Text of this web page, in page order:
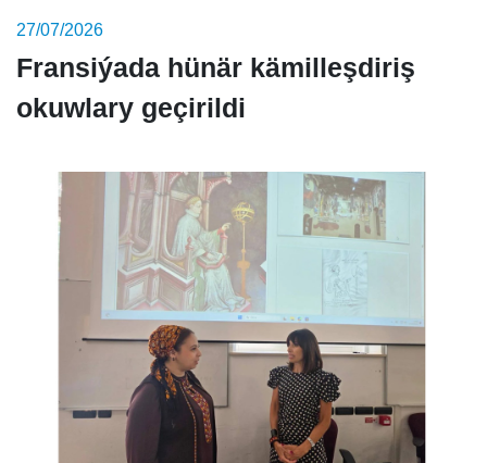
27/07/2026
Fransiýada hünär kämilleşdiriş
okuwlary geçirildi